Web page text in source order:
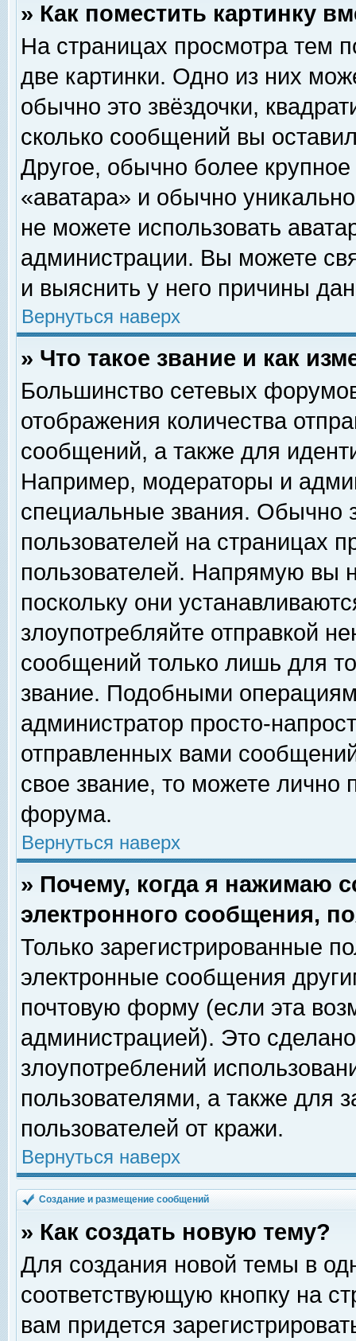
» Как поместить картинку
На страницах просмотра тем
две картинки. Одно из них
обычно это звёздочки,
сколько сообщений вы
Другое, обычно более
«аватара» и обычно
не можете использовать
администрации. Вы можете
и выяснить у него причины
Вернуться наверх
» Что такое звание и как
Большинство сетевых
отображения количества
сообщений, а также для
Например, модераторы и
специальные звания. Обычно
пользователей на страницах
пользователей. Напрямую вы
поскольку они
злоупотребляйте отправкой
сообщений только лишь для
звание. Подобными
администратор просто-
отправленных вами
свое звание, то можете лично
форума.
Вернуться наверх
» Почему, когда я нажимаю
электронного сообщения,
Только зарегистрированные
электронные сообщения
почтовую форму (если эта
администрацией). Это
злоупотреблений
пользователями, а также для
пользователей от кражи.
Вернуться наверх
Создание и размещение сообщений
» Как создать новую тему?
Для создания новой темы в
соответствующую кнопку на
вам придется